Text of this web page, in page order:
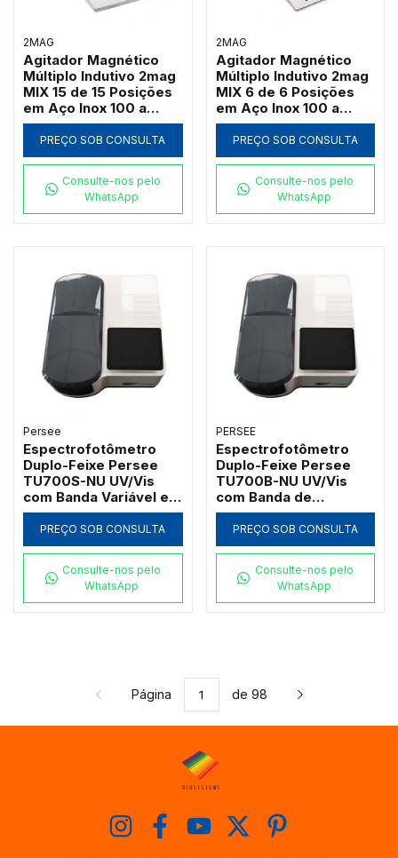
2MAG
Agitador Magnético
Múltiplo Indutivo 2mag
MIX 15 de 15 Posições
em Aço Inox 100 a
2000 RPM (Até
3000ml por Ponto)
PREÇO SOB CONSULTA
Consulte-nos pelo
WhatsApp
2MAG
Agitador Magnético
Múltiplo Indutivo 2mag
MIX 6 de 6 Posições
em Aço Inox 100 a
2000 RPM (Até
3000ml por Ponto)
PREÇO SOB CONSULTA
Consulte-nos pelo
WhatsApp
Persee
Espectrofotômetro
Duplo-Feixe Persee
TU700S-NU UV/Vis
com Banda Variável e
Software UVWin (190 a
1100nm)
PREÇO SOB CONSULTA
Consulte-nos pelo
WhatsApp
PERSEE
Espectrofotômetro
Duplo-Feixe Persee
TU700B-NU UV/Vis
com Banda de
Passagem 2nm e
Software UVWin (190 a
1100nm)
PREÇO SOB CONSULTA
Consulte-nos pelo
WhatsApp
Página de 98